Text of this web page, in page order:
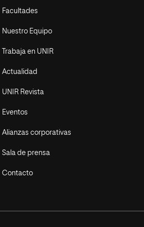
Facultades
Nuestro Equipo
Trabaja en UNIR
Actualidad
UNIR Revista
Eventos
Alianzas corporativas
Sala de prensa
Contacto